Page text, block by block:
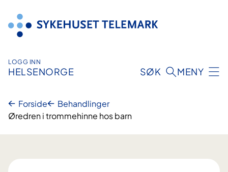
innhold
LOGG INN
HELSENORGE SØK MENY
Forside
Behandlinger
Øredren i trommehinne hos barn